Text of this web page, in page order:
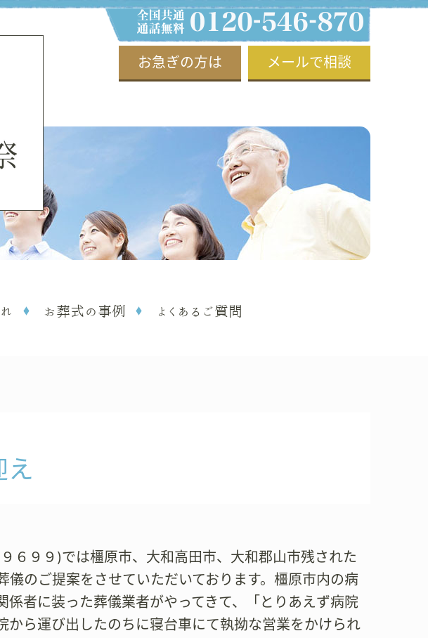
お急ぎの方は メールで相談
お葬式の事例 よくあるご質問
え
６９９)では橿原市、大和高田市、大和郡山市残された
儀のご提案をさせていただいております。橿原市内の病
係者に装った葬儀業者がやってきて、「とりあえず病院
から運び出したのちに寝台車にて執拗な営業をかけられ